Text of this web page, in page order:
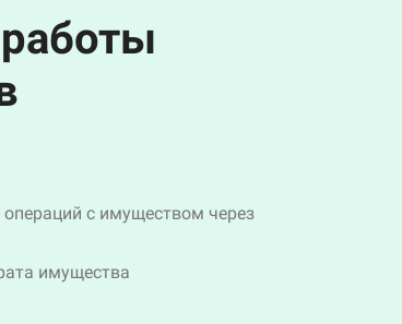
с имуществом через
имущества